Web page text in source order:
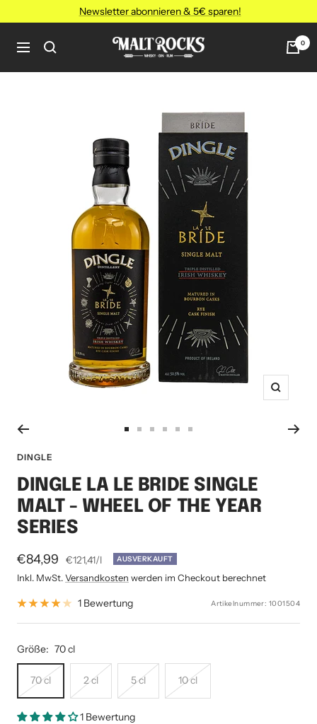
zum
Inhalt
Newsletter abonnieren & 5€ sparen!
Navigation
MALT
ROCKS
0
Zoom
gehengehen
gehen
gehengehengehen
DINGLE
DINGLE LA LE BRIDE SINGLE
MALT - WHEEL OF THE YEAR
SERIES
Angebotspreis
€84,99 €121,41/l AUSVERKAUFT
Inkl. MwSt.Versandkosten werden im Checkout berechnet
1 Bewertung Artikelnummer: 1001504
Größe: 70 cl
70 cl 2 cl 5 cl 10 cl
1 Bewertung